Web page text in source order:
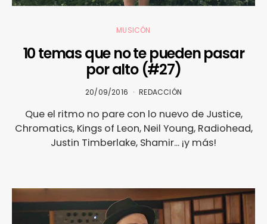
MUSICÓN
10 temas que no te pueden pasar
por alto (#27)
20/09/2016 REDACCIÓN
Que el ritmo no pare con lo nuevo de Justice,
Chromatics, Kings of Leon, Neil Young, Radiohead,
Justin Timberlake, Shamir... ¡y más!